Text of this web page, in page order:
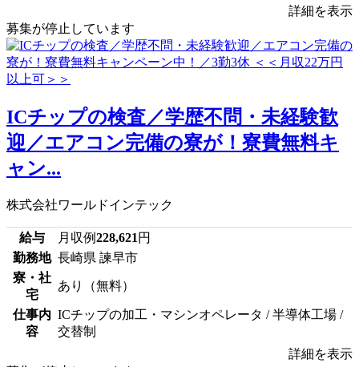
詳細を表示
募集が停止しています
ICチップの検査／学歴不問・未経験歓
迎／エアコン完備の寮が！寮費無料キ
ャン...
株式会社ワールドインテック
給与 月収例228,621 円
勤務地 長崎県 諫早市
寮・社
宅
あり（無料）
仕事内
容
ICチップの加工・マシンオペレータ / 半導体工場 /
交替制
詳細を表示